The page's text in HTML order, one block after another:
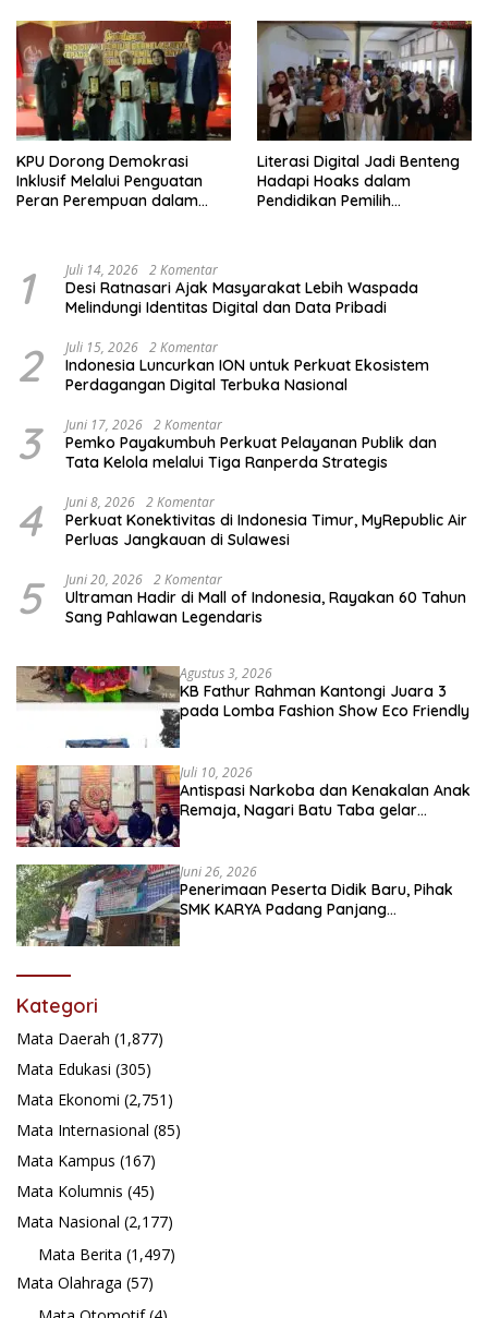
dan Pemula
KPU Dorong Demokrasi
Inklusif Melalui Penguatan
Peran Perempuan dalam
Literasi Digital Jadi Benteng
Hadapi Hoaks dalam
Pendidikan Pemilih
1 Juli 14, 2026 2 Komentar
Desi Ratnasari Ajak Masyarakat Lebih Waspada
Melindungi Identitas Digital dan Data Pribadi
2 Juli 15, 2026 2 Komentar
Indonesia Luncurkan ION untuk Perkuat Ekosistem
Perdagangan Digital Terbuka Nasional
3 Juni 17, 2026 2 Komentar
Pemko Payakumbuh Perkuat Pelayanan Publik dan
Tata Kelola melalui Tiga Ranperda Strategis
4 Juni 8, 2026 2 Komentar
Perkuat Konektivitas di Indonesia Timur, MyRepublic Air
Perluas Jangkauan di Sulawesi
5 Juni 20, 2026 2 Komentar
Ultraman Hadir di Mall of Indonesia, Rayakan 60 Tahun
Sang Pahlawan Legendaris
Agustus 3, 2026
KB Fathur Rahman Kantongi Juara 3
pada Lomba Fashion Show Eco Friendly
Juli 10, 2026
Antispasi Narkoba dan Kenakalan Anak
Remaja, Nagari Batu Taba gelar
Juni 26, 2026
Penerimaan Peserta Didik Baru, Pihak
SMK KARYA Padang Panjang
Kategori
Mata Daerah (1,877)
Mata Edukasi (305)
Mata Ekonomi (2,751)
Mata Internasional (85)
Mata Kampus (167)
Mata Kolumnis (45)
Mata Nasional (2,177)
Mata Berita (1,497)
Mata Olahraga (57)